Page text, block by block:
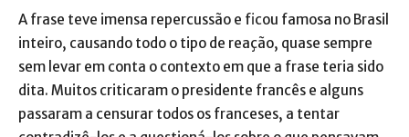
A frase teve imensa repercussão e ficou famosa no Brasil
inteiro, causando todo o tipo de reação, quase sempre
sem levar em conta o contexto em que a frase teria sido
dita. Muitos criticaram o presidente francês e alguns
passaram a censurar todos os franceses, a tentar